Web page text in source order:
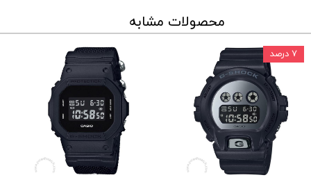
محصولات مشابه
۷ درصد